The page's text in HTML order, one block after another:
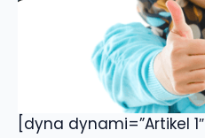
[dyna dynami=”Artikel 1″]